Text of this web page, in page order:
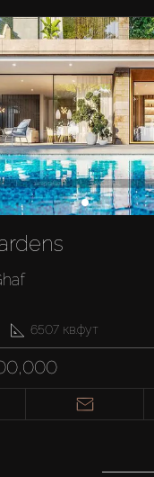
6507 кв.фут